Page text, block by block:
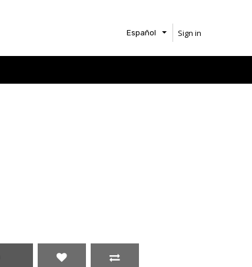
Español Sign in